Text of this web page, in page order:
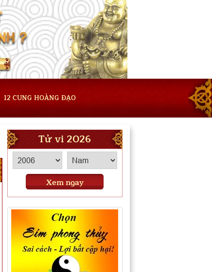
12 CUNG HOÀNG ĐẠO
Tử vi 2026
Xem ngay